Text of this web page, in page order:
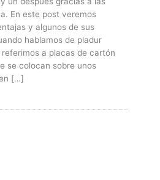
En este post veremos
y algunos de sus
hablamos de pladur
a placas de cartón
se colocan sobre unos
[…]